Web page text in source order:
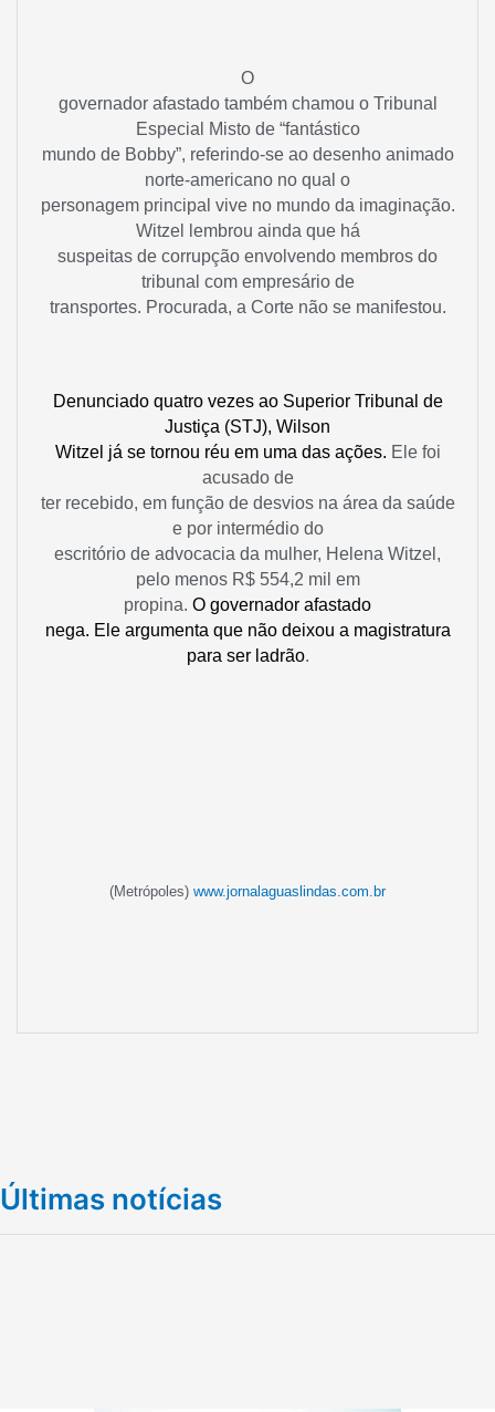
O
governador afastado também chamou o Tribunal
Especial Misto de “fantástico
mundo de Bobby”, referindo-se ao desenho animado
norte-americano no qual o
personagem principal vive no mundo da imaginação.
Witzel lembrou ainda que há
suspeitas de corrupção envolvendo membros do
tribunal com empresário de
transportes. Procurada, a Corte não se manifestou.
Denunciado quatro vezes ao Superior Tribunal de
Justiça (STJ), Wilson
Witzel já se tornou réu em uma das ações. Ele foi
acusado de
ter recebido, em função de desvios na área da saúde
e por intermédio do
escritório de advocacia da mulher, Helena Witzel,
pelo menos R$ 554,2 mil em
propina. O governador afastado
nega. Ele argumenta que não deixou a magistratura
para ser ladrão.
(Metrópoles) www.jornalaguaslindas.com.br
Últimas notícias